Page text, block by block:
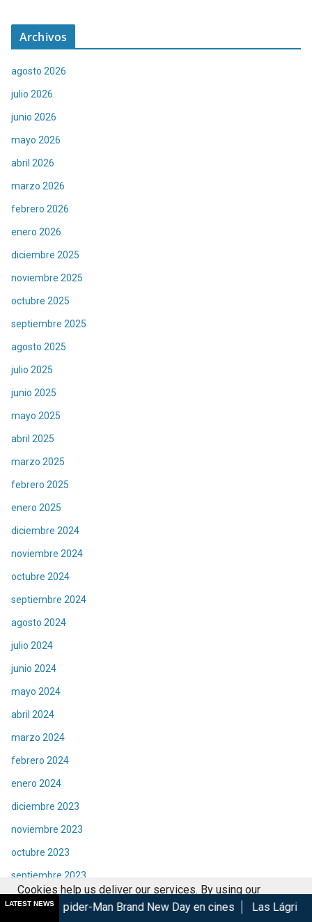
Archivos
agosto 2026
julio 2026
junio 2026
mayo 2026
abril 2026
marzo 2026
febrero 2026
enero 2026
diciembre 2025
noviembre 2025
octubre 2025
septiembre 2025
agosto 2025
julio 2025
junio 2025
mayo 2025
abril 2025
marzo 2025
febrero 2025
enero 2025
diciembre 2024
noviembre 2024
octubre 2024
septiembre 2024
agosto 2024
julio 2024
junio 2024
mayo 2024
abril 2024
marzo 2024
febrero 2024
enero 2024
diciembre 2023
noviembre 2023
octubre 2023
septiembre 2023
LATEST NEWS
Brand New Day en cines Las Lágrimas de Bael gana en
Cookies help us deliver our services. By using our
services, you agree to our use of cookies.
Got it